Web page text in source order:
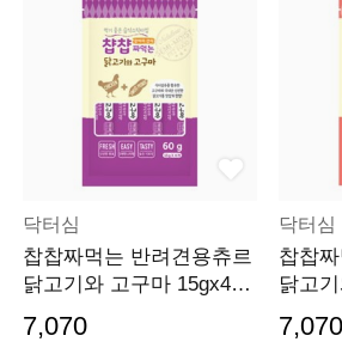
닥터심
찹찹짜먹는 반려견용츄르
닭고기와 고구마 15gx4개
입 단품
7,070
닥터심
찹찹
닭고
단품
7,070